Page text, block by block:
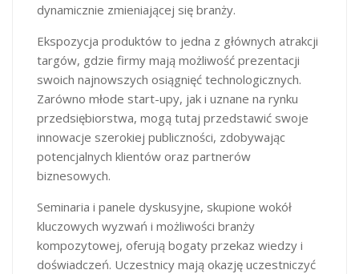
dynamicznie zmieniającej się branży.
Ekspozycja produktów to jedna z głównych atrakcji
targów, gdzie firmy mają możliwość prezentacji
swoich najnowszych osiągnięć technologicznych.
Zarówno młode start-upy, jak i uznane na rynku
przedsiębiorstwa, mogą tutaj przedstawić swoje
innowacje szerokiej publiczności, zdobywając
potencjalnych klientów oraz partnerów
biznesowych.
Seminaria i panele dyskusyjne, skupione wokół
kluczowych wyzwań i możliwości branży
kompozytowej, oferują bogaty przekaz wiedzy i
doświadczeń. Uczestnicy mają okazję uczestniczyć